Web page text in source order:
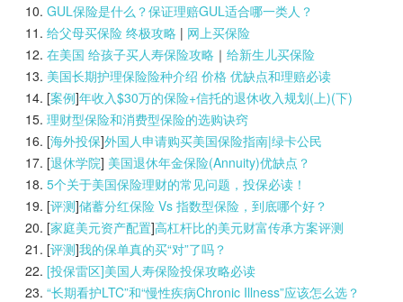
GUL保险是什么？保证理赔GUL适合哪一类人？
给父母买保险 终极攻略| 网上买保险
在美国 给孩子买人寿保险攻略｜ 给新生儿买保险
美国长期护理保险险种介绍 价格 优缺点和理赔必读
[案例]年收入$30万的保险+信托的退休收入规划(上)(下)
理财型保险和消费型保险的选购诀窍
[海外投保]外国人申请购买美国保险指南|绿卡公民
[退休学院] 美国退休年金保险(Annuity)优缺点？
5个关于美国保险理财的常见问题，投保必读！
[评测]储蓄分红保险 Vs 指数型保险，到底哪个好？
[家庭美元资产配置]高杠杆比的美元财富传承方案评测
[评测]我的保单真的买“对”了吗？
[投保雷区]美国人寿保险投保攻略必读
“长期看护LTC”和“慢性疾病Chronic Illness”应该怎么选？